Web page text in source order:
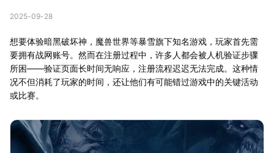
2025-09-28
想要体验暗黑破坏神，魔兽世界等暴雪旗下知名游戏，玩家首先需
要拥有战网账号。然而在注册过程中，许多人都会被人机验证步骤
所困——验证页面长时间无响应，注册流程迟迟无法完成。这种情
况不但消耗了玩家的时间，还让他们有可能错过游戏中的关键活动
或比赛。